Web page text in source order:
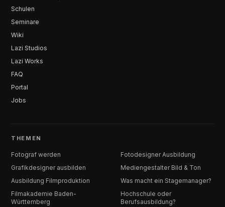
Schulen
Seminare
Wiki
Lazi Studios
Lazi Works
FAQ
Portal
Jobs
THEMEN
Fotograf werden
Fotodesigner Ausbildung
Grafikdesigner ausbilden
Mediengestalter Bild & Ton
Ausbildung Filmproduktion
Was macht ein Stagemanager?
Filmakademie Baden-
Württemberg
Hochschule oder
Berufsausbildung?